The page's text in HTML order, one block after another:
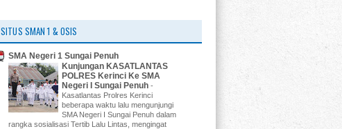
SITUS SMAN 1 & OSIS
SMA Negeri 1 Sungai Penuh
Kunjungan KASATLANTAS
POLRES Kerinci Ke SMA
Negeri I Sungai Penuh -
Kasatlantas Prolres Kerinci
beberapa waktu lalu mengunjungi
SMA Negeri I Sungai Penuh dalam
rangka sosialisasi Tertib Lalu Lintas, mengingat